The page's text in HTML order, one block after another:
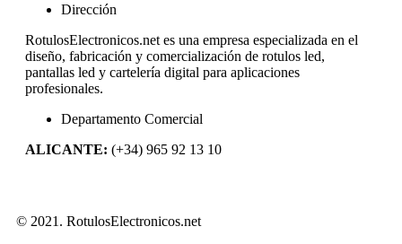
Dirección
RotulosElectronicos.net es una empresa especializada en el
diseño, fabricación y comercialización de rotulos led,
pantallas led y cartelería digital para aplicaciones
profesionales.
Departamento Comercial
ALICANTE: (+34) 965 92 13 10
© 2021. RotulosElectronicos.net